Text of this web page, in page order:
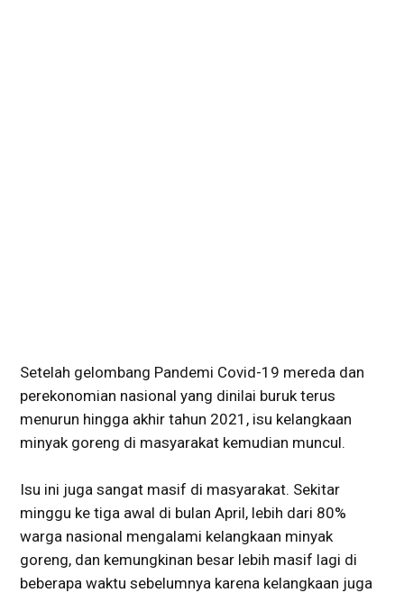
Setelah gelombang Pandemi Covid-19 mereda dan
perekonomian nasional yang dinilai buruk terus
menurun hingga akhir tahun 2021, isu kelangkaan
minyak goreng di masyarakat kemudian muncul.
Isu ini juga sangat masif di masyarakat. Sekitar
minggu ke tiga awal di bulan April, lebih dari 80%
warga nasional mengalami kelangkaan minyak
goreng, dan kemungkinan besar lebih masif lagi di
beberapa waktu sebelumnya karena kelangkaan juga